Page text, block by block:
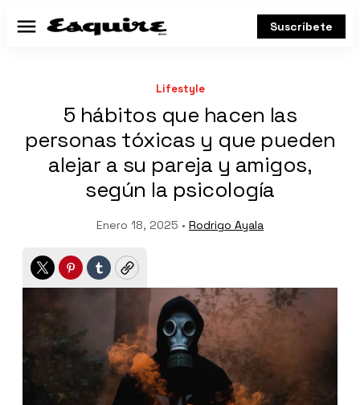
Menú Suscríbete
Lifestyle
5 hábitos que hacen las
personas tóxicas y que pueden
alejar a su pareja y amigos,
según la psicología
Enero 18, 2025 • Rodrigo Ayala
TwitterPinterest
TumblrCopy